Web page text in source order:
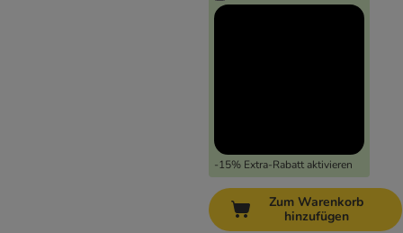
-15% Extra-Rabatt aktivieren
Zum Warenkorb
hinzufügen